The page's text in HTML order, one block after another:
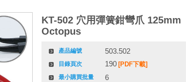
KT-502 穴用彈簧鉗彎爪 125mm
Octopus
產品編號 503.502
目錄頁次 190 [PDF下載]
最小購買批量 6